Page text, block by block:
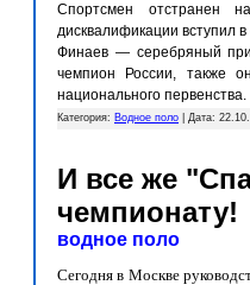
Спортсмен отстранен
дисквалификации вступил
Финаев — серебряный
чемпион России, также
национального первенства.
Категория: Водное поло | Дата:
И все же
чемпионату!
водное поло
Сегодня в Москве